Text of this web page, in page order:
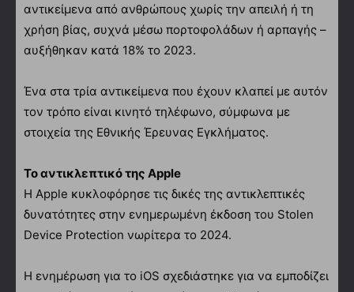
αντικείμενα από ανθρώπους χωρίς την απειλή ή τη
χρήση βίας, συχνά μέσω πορτοφολάδων ή αρπαγής –
αυξήθηκαν κατά 18% το 2023.
Ένα στα τρία αντικείμενα που έχουν κλαπεί με αυτόν
τον τρόπο είναι κινητό τηλέφωνο, σύμφωνα με
στοιχεία της Εθνικής Έρευνας Εγκλήματος.
Το αντικλεπτικό της Apple
Η Apple κυκλοφόρησε τις δικές της αντικλεπτικές
δυνατότητες στην ενημερωμένη έκδοση του Stolen
Device Protection νωρίτερα το 2024.
Η ενημέρωση για το iOS σχεδιάστηκε για να εμποδίζει